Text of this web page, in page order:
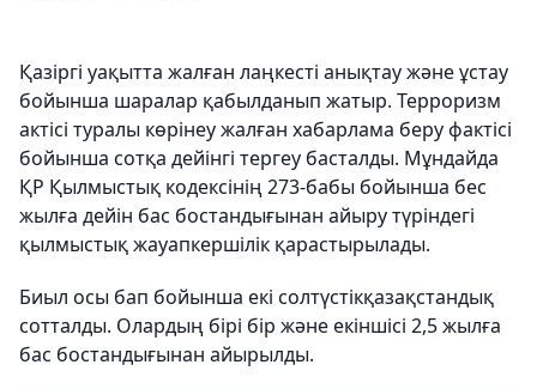
Қазіргі уақытта жалған лаңкесті анықтау және ұстау
бойынша шаралар қабылданып жатыр. Терроризм
актісі туралы көрінеу жалған хабарлама беру фактісі
бойынша сотқа дейінгі тергеу басталды. Мұндайда
ҚР Қылмыстық кодексінің 273-бабы бойынша бес
жылға дейін бас бостандығынан айыру түріндегі
қылмыстық жауапкершілік қарастырылады.
Биыл осы бап бойынша екі солтүстікқазақстандық
сотталды. Олардың бірі бір және екіншісі 2,5 жылға
бас бостандығынан айырылды.